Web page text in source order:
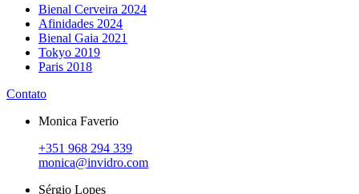
Bienal Cerveira 2024
Afinidades 2024
Bienal Gaia 2021
Tokyo 2019
Paris 2018
Contato
Monica Faverio
+351 968 294 339
monica@invidro.com
Sérgio Lopes